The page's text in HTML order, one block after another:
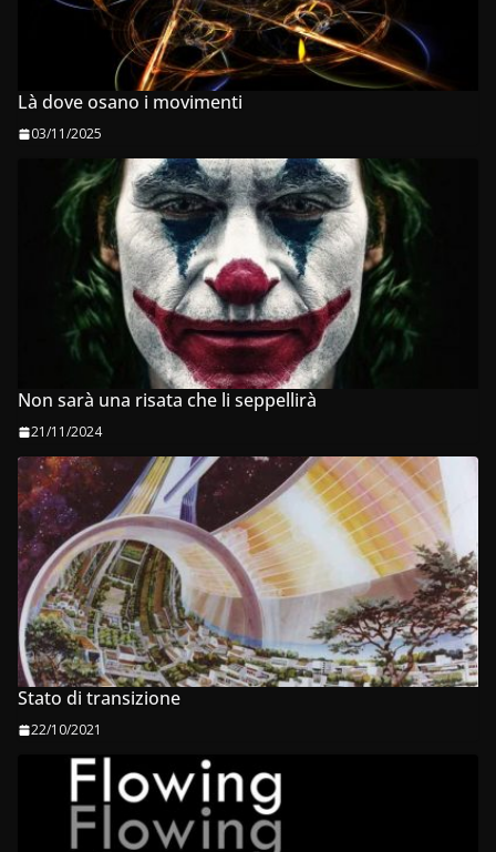
Là dove osano i movimenti
03/11/2025
Non sarà una risata che li seppellirà
21/11/2024
Stato di transizione
22/10/2021